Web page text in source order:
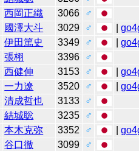
西岡正織 3066
♂
國澤大斗 3029 ♂ |
伊田篤史 3349 ♂ |
張栩 3396
♂
西健伸 3153 ♂ |
一力遼 3520 ♂ |
清成哲也 3133
♂
結城聡 3235
♂
本木克弥 3352 ♂ |
谷口徹 3099
♂